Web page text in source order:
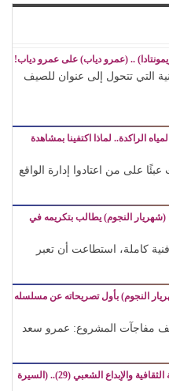
.. (عمرو دياب) على عمرو دياب!
التي تتحول إلى عنوان للصيف
الراكدة.. لماذا اكتفينا بمشاهدة
عبئًا على من اعتادوا إدارة الواقع
النجوم) يطالب بتكريمه في
كاملة، استطاعت أن تعبر
النجوم) بأول تصريحاته عن مسلسله
مفاجآت المشروع: عمرو سعد
كمال زغلول يكتب: البنية الثقافية والإبداع الشعبي (29).. (السيرة